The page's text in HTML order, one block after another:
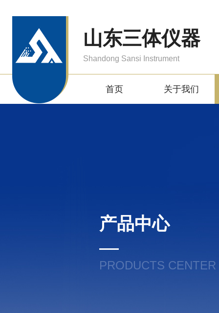
山东三体仪器
Shandong Sansi Instrument
首页 关于我们
产品中心
PRODUCTS CENTER